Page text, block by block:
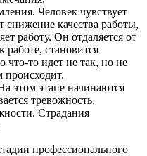
Человек чувствует
снижение качества работы,
работу. Он отдаляется от
работе, становится
что-то идет не так, но не
этом этапе начинаются
тревожность,
Страдания
профессионального